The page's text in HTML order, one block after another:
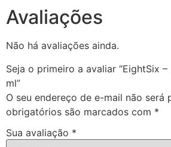
Avaliações
Não há avaliações ainda.
Seja o primeiro a avaliar “EightSix
ml”
O seu endereço de e-mail não será
obrigatórios são marcados com *
Sua avaliação *